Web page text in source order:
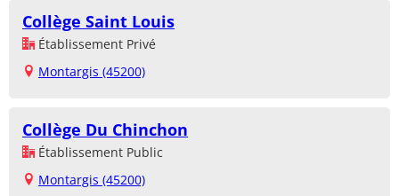
Collège Saint Louis
Établissement Privé
Montargis (45200)
Collège Du Chinchon
Établissement Public
Montargis (45200)